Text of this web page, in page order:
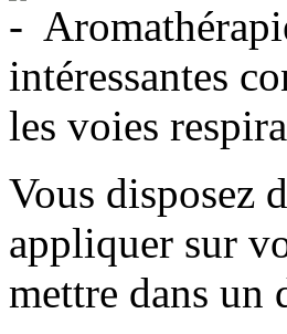
intéressantes
les voies
Vous disposez
appliquer sur
mettre dans un